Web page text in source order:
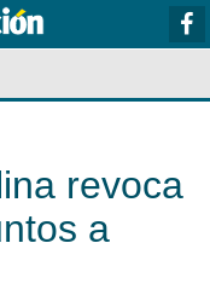
revoca
a